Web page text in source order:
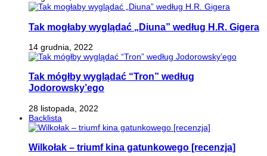
Tak mogłaby wyglądać „Diuna” według H.R. Gigera
14 grudnia, 2022
Tak mógłby wyglądać “Tron” według
Jodorowsky’ego
28 listopada, 2022
Backlista
Wilkołak – triumf kina gatunkowego [recenzja]